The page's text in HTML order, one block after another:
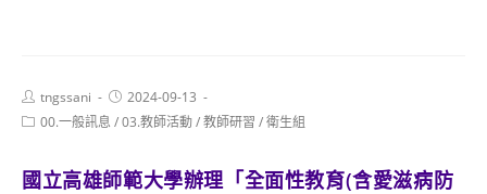
Post
author:
tngssani
Post
published:
2024-09-13
Post00.一般訊息 /03.教師活動/教師研習 /衛生組
國立高雄師範大學辦理「全面性教育(含愛滋病防